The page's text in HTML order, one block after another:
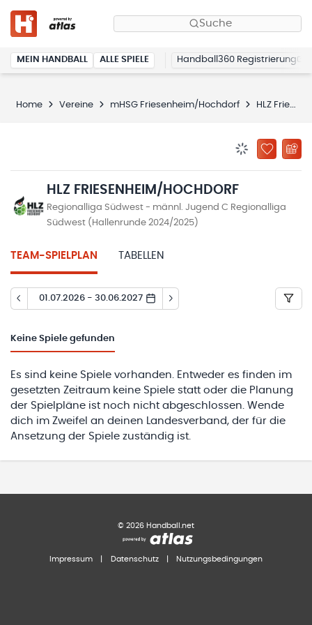
Suche
MEIN HANDBALL ALLE SPIELE Handball360 Registrierung
Home Vereine mHSG Friesenheim/Hochdorf HLZ Friesenheim/Hochdorf
ZU
HLZ FRIESENHEIM/HOCHDORF
Regionalliga Südwest - männl. Jugend C Regionalliga
Südwest (Hallenrunde 2024/2025)
TEAM-SPIELPLAN TABELLEN
01.07.2026 - 30.06.2027
Keine Spiele gefunden
Es sind keine Spiele vorhanden. Entweder es finden im
gesetzten Zeitraum keine Spiele statt oder die Planung
der Spielpläne ist noch nicht abgeschlossen. Wende
dich im Zweifel an deinen Landesverband, der für die
Ansetzung der Spiele zuständig ist.
© 2026 Handball.net
Impressum Datenschutz Nutzungsbedingungen